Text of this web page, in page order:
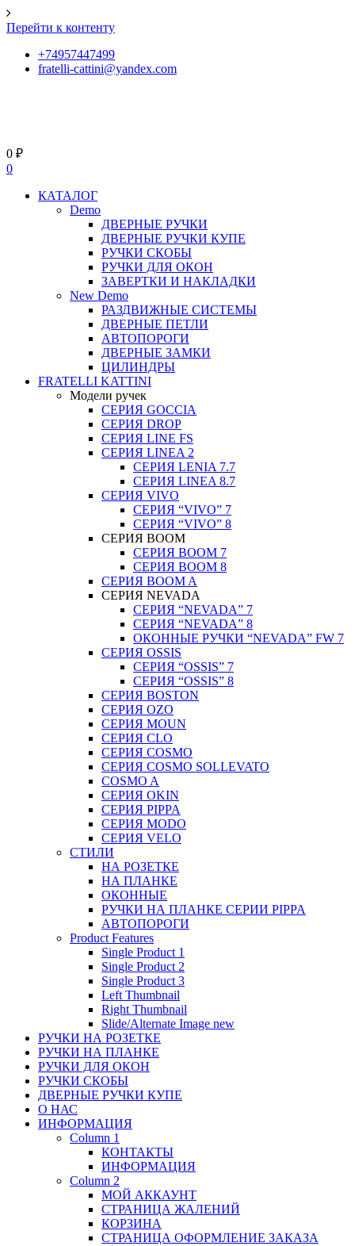
Перейти к контенту
+74957447499
fratelli-cattini@yandex.com
0 ₽
0
КАТАЛОГ
Demo
ДВЕРНЫЕ РУЧКИ
ДВЕРНЫЕ РУЧКИ КУПЕ
РУЧКИ СКОБЫ
РУЧКИ ДЛЯ ОКОН
ЗАВЕРТКИ И НАКЛАДКИ
New Demo
РАЗДВИЖНЫЕ СИСТЕМЫ
ДВЕРНЫЕ ПЕТЛИ
АВТОПОРОГИ
ДВЕРНЫЕ ЗАМКИ
ЦИЛИНДРЫ
FRATELLI KATTINI
Модели ручек
СЕРИЯ GOCCIA
СЕРИЯ DROP
СЕРИЯ LINE FS
СЕРИЯ LINEA 2
СЕРИЯ LENIA 7.7
СЕРИЯ LINEA 8.7
СЕРИЯ VIVO
СЕРИЯ “VIVO” 7
СЕРИЯ “VIVO” 8
СЕРИЯ ВOOM
СЕРИЯ ВOOM 7
СЕРИЯ ВOOM 8
СЕРИЯ ВOOM A
СЕРИЯ NEVADA
СЕРИЯ “NEVADA” 7
СЕРИЯ “NEVADA” 8
ОКОННЫЕ РУЧКИ “NEVADA” FW 7
СЕРИЯ OSSIS
СЕРИЯ “OSSIS” 7
СЕРИЯ “OSSIS” 8
СЕРИЯ ВOSTON
CЕРИЯ OZO
СЕРИЯ MOUN
СЕРИЯ CLO
СЕРИЯ COSMO
СЕРИЯ COSMO SOLLEVATO
COSMO A
СЕРИЯ OKIN
СЕРИЯ PIPPA
СЕРИЯ MODO
СЕРИЯ VELO
СТИЛИ
НА РОЗЕТКЕ
НА ПЛАНКЕ
ОКОННЫЕ
РУЧКИ НА ПЛАНКЕ СЕРИИ PIPPA
АВТОПОРОГИ
Product Features
Single Product 1
Single Product 2
Single Product 3
Left Thumbnail
Right Thumbnail
Slide/Alternate Image new
РУЧКИ НА РОЗЕТКЕ
РУЧКИ НА ПЛАНКЕ
РУЧКИ ДЛЯ ОКОН
РУЧКИ СКОБЫ
ДВЕРНЫЕ РУЧКИ КУПЕ
О НАС
ИНФОРМАЦИЯ
Column 1
КОНТАКТЫ
ИНФОРМАЦИЯ
Column 2
МОЙ АККАУНТ
СТРАНИЦА ЖАЛЕНИЙ
КОРЗИНА
СТРАНИЦА ОФОРМЛЕНИЕ ЗАКАЗА